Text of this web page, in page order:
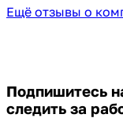
Ещё отзывы о
Подпишитесь
следить за